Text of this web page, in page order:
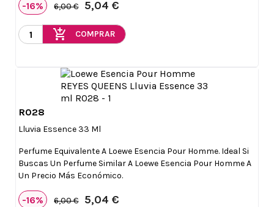
-16% 6,00 € 5,04 €
add_shopping_cart COMPRAR
R028
Lluvia Essence 33 Ml
Perfume Equivalente A Loewe Esencia Pour Homme. Ideal Si
Buscas Un Perfume Similar A Loewe Esencia Pour Homme A
Un Precio Más Económico.
-16% 6,00 € 5,04 €